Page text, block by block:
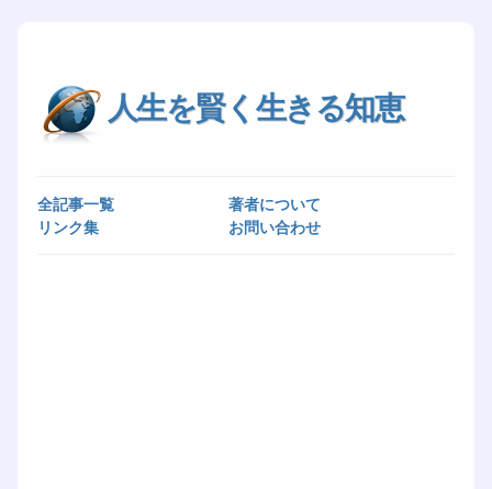
人生を賢く生きる知恵
全記事一覧
著者について
リンク集
お問い合わせ